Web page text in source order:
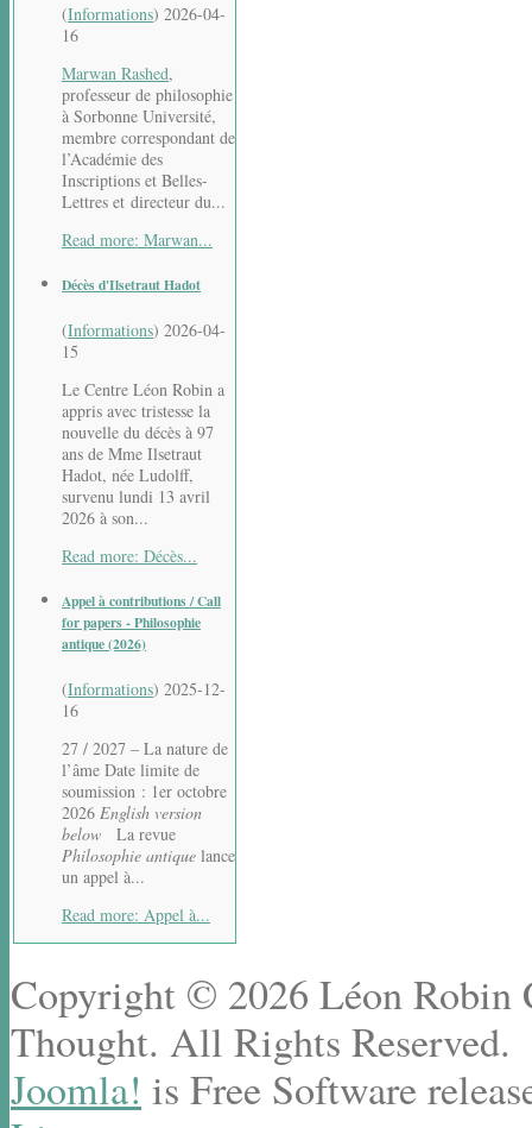
(Informations) 2026-04-
16
Marwan Rashed,
professeur de philosophie
à Sorbonne Université,
membre correspondant de
l’Académie des
Inscriptions et Belles-
Lettres et directeur du...
Read more: Marwan...
Décès d'Ilsetraut Hadot
(Informations) 2026-04-
15
Le Centre Léon Robin a
appris avec tristesse la
nouvelle du décès à 97
ans de Mme Ilsetraut
Hadot, née Ludolff,
survenu lundi 13 avril
2026 à son...
Read more: Décès...
Appel à contributions / Call
for papers - Philosophie
antique (2026)
(Informations) 2025-12-
16
27 / 2027 – La nature de
l’âme Date limite de
soumission : 1er octobre
2026 English version
below La revue
Philosophie antique lance
un appel à...
Read more: Appel à...
Copyright © 2026 Léon Robin
Thought. All Rights Reserved.
Joomla! is Free Software